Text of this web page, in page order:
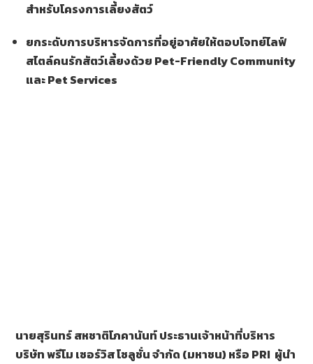
สำหรับโครงการเลี้ยงสัตว์
ยกระดับการบริหารจัดการที่อยู่อาศัยให้ตอบโจทย์ไลฟ์
สไตล์คนรักสัตว์เลี้ยงด้วย Pet-Friendly Community
และ Pet Services
นายสุรินทร์ สหชาติโภคานันท์ ประธานเจ้าหน้าที่บริหาร
บริษัท พรีโม เซอร์วิส โซลูชั่น จำกัด (มหาชน) หรือ PRI ผู้นำ